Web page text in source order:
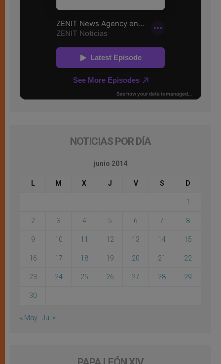
NOTICIAS POR DÍA
junio 2014
L M X J V S D
1
2 3 4 5 6 7 8
9 10 11 12 13 14 15
16 17 18 19 20 21 22
23 24 25 26 27 28 29
30
« May Jul »